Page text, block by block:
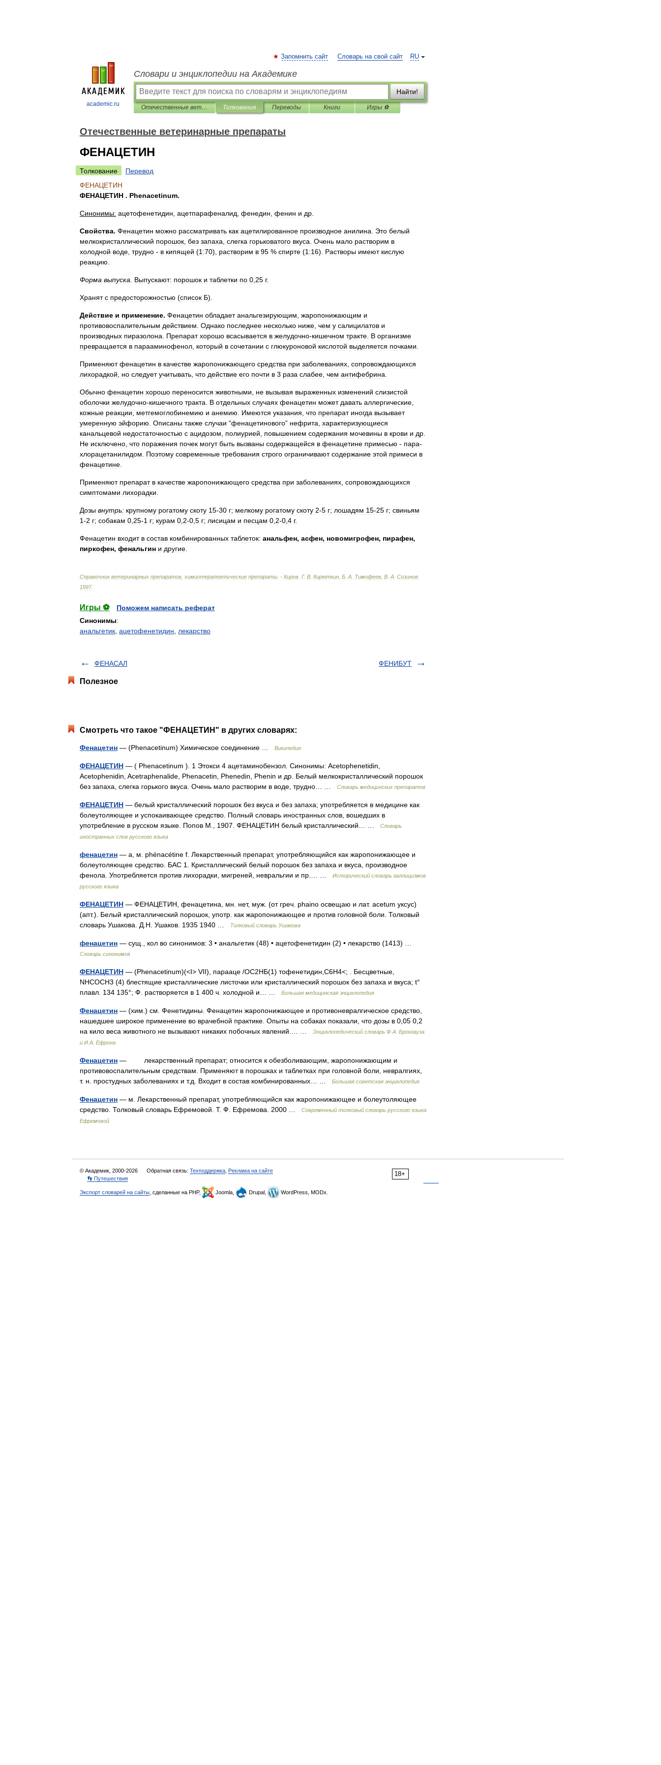
academic.ru
RU
Запомнить сайт Словарь на свой сайт
Словари и энциклопедии на Академике
Найти!
Отечественные ветеринарные препараты Толкования Переводы Книги Игры ⚽
Отечественные ветеринарные препараты
ФЕНАЦЕТИН
Толкование
Перевод
ФЕНАЦЕТИН
ФЕНАЦЕТИН . Phenacetinum.
Синонимы: ацетофенетидин ацетпарафеналид фенедин фенин и др
Свойства. Фенацетин можно рассматривать как ацетилированное производное анилина Это белый
мелкокристаллический порошок без запаха слегка горьковатого вкуса Очень мало растворим в
холодной воде трудно - в кипящей (1:70), растворим в 95 % спирте (1:16). Растворы имеют кислую
реакцию
Форма выпуска Выпускают: порошок и таблетки по 0 25 г.
Хранят с предосторожностью (список Б).
Действие и применение. Фенацетин обладает анальгезирующим жаропонижающим и
противовоспалительным действием Однако последнее несколько ниже чем у салицилатов и
производных пиразолона Препарат хорошо всасывается в желудочно-кишечном тракте В организме
превращается в парааминофенол который в сочетании с глюкуроновой кислотой выделяется почками
Применяют фенацетин в качестве жаропонижающего средства при заболеваниях сопровождающихся
лихорадкой
но следует учитывать что действие его почти в 3 раза слабее чем антифебрина
Обычно фенацетин хорошо переносится животными не вызывая выраженных изменений слизистой
оболочки желудочно-кишечного тракта В отдельных случаях фенацетин может давать аллергические
кожные реакции метгемоглобинемию и анемию Имеются указания что препарат иногда вызывает
умеренную эйфорию Описаны также случаи “фенацетинового” нефрита характеризующиеся
канальцевой недостаточностью с ацидозом полиурией повышением содержания мочевины в крови и др
Не исключено что поражения почек могут быть вызваны содержащейся в фенацетине примесью - пара-
хлорацетанилидом
Поэтому современные требования строго ограничивают содержание этой примеси в
фенацетине
Применяют препарат в качестве жаропонижающего средства при заболеваниях сопровождающихся
симптомами лихорадки
Дозы внутрь: крупному рогатому скоту 15-30 г; мелкому рогатому скоту 2-5 г; лошадям 15-25 г; свиньям
1-2 г; собакам 0 25-1 г; курам 0 2-0 5 г; лисицам и песцам 0 2-0 4 г.
Фенацетин входит в состав комбинированных таблеток: анальфен, асфен, новомигрофен, пирафен,
пиркофен, фенальгин и другие
Справочник ветеринарных препаратов химиотерапевтические препараты . - Киров Г. В Кирюткин Б А Тимофеев В А Созинов
1997.
Игры ⚽
Поможем написать реферат
Синонимы:
анальгетик ацетофенетидин лекарство
ФЕНАСАЛ ФЕНИБУТ
Полезное
Смотреть что такое "ФЕНАЦЕТИН" в других словарях:
Фенацетин — (Phenacetinum) Химическое соединение … Википедия
ФЕНАЦЕТИН — ( Phenacetinum ). 1 Этокси 4 ацетаминобензол. Синонимы: Acetophenetidin,
Aсеtophenidin, Acetraphenalide, Phenacetin, Phenedin, Phenin и др. Белый мелкокристаллический порошок
без запаха, слегка горького вкуса. Очень мало растворим в воде, трудно… …
Словарь медицинских препаратов
ФЕНАЦЕТИН — белый кристаллический порошок без вкуса и без запаха; употребляется в медицине как
болеутоляющее и успокаивающее средство. Полный словарь иностранных слов, вошедших в
употребление в русском языке. Попов М., 1907. ФЕНАЦЕТИН белый кристаллический… …
Словарь
иностранных слов русского языка
фенацетин — а, м. phénacétine f. Лекарственный препарат, употребляющийся как жаропонижающее и
болеутоляющее средство. БАС 1. Кристаллический белый порошок без запаха и вкуса, производное
фенола. Употребляется против лихорадки, мигреней, невральгии и пр.… …
Исторический словарь галлицизмов
русского языка
ФЕНАЦЕТИН — ФЕНАЦЕТИН, фенацетина, мн. нет, муж. (от греч. phaino освещаю и лат. acetum уксус)
(апт.). Белый кристаллический порошок, употр. как жаропонижающее и против головной боли. Толковый
словарь Ушакова. Д.Н. Ушаков. 1935 1940 …
Толковый словарь Ушакова
фенацетин — сущ., кол во синонимов: 3 • анальгетик (48) • ацетофенетидин (2) • лекарство (1413) …
Словарь синонимов
ФЕНАЦЕТИН — (Phenacetinum)(<I> VІI), парааце /ОС2НБ(1) тофенетидин,С6Н4<; . Бесцветные,
NHCOCH3 (4) блестящие кристаллические листочки или кристаллический порошок без запаха и вкуса; t°
плавл. 134 135°; Ф. растворяется в 1 400 ч. холодной и… …
Большая медицинская энциклопедия
Фенацетин — (хим.) см. Фенетидины. Фенацетин жаропонижающее и противоневралгическое средство,
нашедшее широкое применение во врачебной практике. Опыты на собаках показали, что дозы в 0,05 0,2
на кило веса животного не вызывают никаких побочных явлений.… …
Энциклопедический словарь Ф.А. Брокгауза
и И.А. Ефрона
Фенацетин — лекарственный препарат; относится к обезболивающим, жаропонижающим и
противовоспалительным средствам. Применяют в порошках и таблетках при головной боли, невралгиях,
т. н. простудных заболеваниях и т.д. Входит в состав комбинированных… …
Большая советская энциклопедия
Фенацетин — м. Лекарственный препарат, употребляющийся как жаропонижающее и болеутоляющее
средство. Толковый словарь Ефремовой. Т. Ф. Ефремова. 2000 …
Современный толковый словарь русского языка
Ефремовой
18+
© Академик, 2000-2026 Обратная связь: Техподдержка Реклама на сайте
👣 Путешествия
Экспорт словарей на сайты , сделанные на PHP, Joomla, Drupal, WordPress, MODx.